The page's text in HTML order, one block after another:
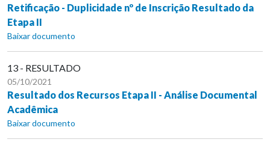
Retificação - Duplicidade nº de Inscrição Resultado da
Etapa II
Baixar documento
13 - RESULTADO
05/10/2021
Resultado dos Recursos Etapa II - Análise Documental
Acadêmica
Baixar documento